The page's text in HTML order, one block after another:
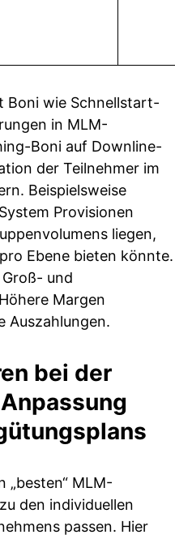
Boni wie Schnellstart-
in MLM-
Boni auf Downline-
der Teilnehmer im
Beispielsweise
Provisionen
liegen,
Ebene bieten könnte.
und
Margen
Auszahlungen.
bei der
„besten“ MLM-
den individuellen
passen. Hier